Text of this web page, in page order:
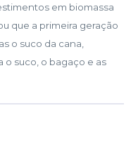
em biomassa
que a primeira geração
o suco da cana,
o suco, o bagaço e as